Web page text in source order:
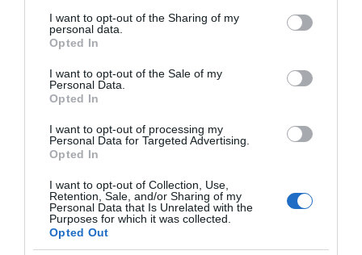
not limited to your visit or usage behaviour. You may click to
grant or deny consent to Google and its third-party tags to
use your data for below specified purposes in below Google
consent section.
I want to opt-out of the Sharing of my
personal data.
Opted In
I want to opt-out of the Sale of my
Personal Data.
Opted In
I want to opt-out of processing my
Personal Data for Targeted Advertising.
Opted In
I want to opt-out of Collection, Use,
Retention, Sale, and/or Sharing of my
Personal Data that Is Unrelated with the
Purposes for which it was collected.
Opted Out